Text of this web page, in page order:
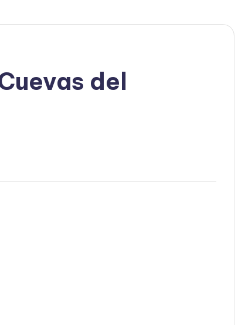
del